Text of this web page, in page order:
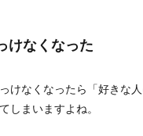
けなくなった
けなくなったら「好きな
しまいますよね。